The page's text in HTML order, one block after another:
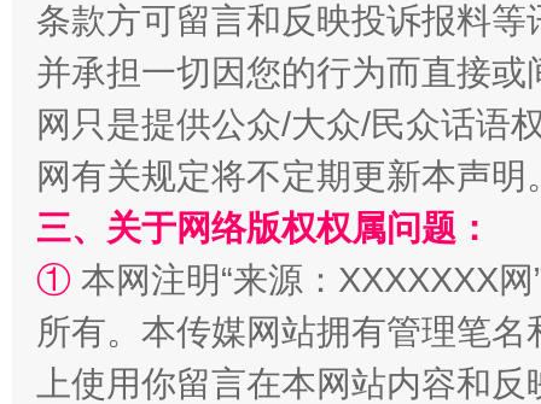
条款方可留言和反映投诉报料
并承担一切因您的行为而直接
网只是提供公众/大众/民众话语
网有关规定将不定期更新本声明
三、关于网络版权权属问题：
① 本网注明“来源：XXXXXXX
所有。本传媒网站拥有管理笔
上使用你留言在本网站内容和